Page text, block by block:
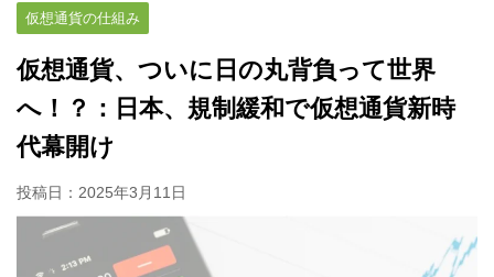
仮想通貨の仕組み
仮想通貨、ついに日の丸背負って世界
へ！？：日本、規制緩和で仮想通貨新時
代幕開け
投稿日： 2025年3月11日